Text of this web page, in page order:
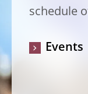
schedule
Events